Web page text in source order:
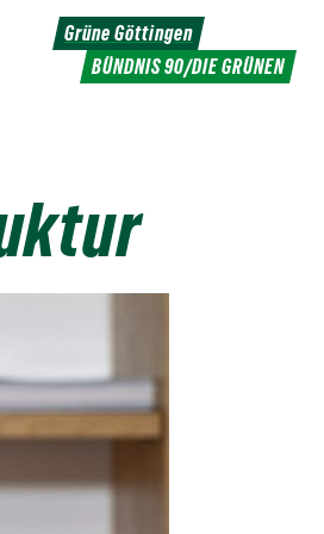
Grüne Göttingen
BÜNDNIS 90/DIE GRÜNEN